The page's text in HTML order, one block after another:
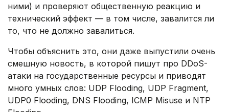
ними) и проверяют общественную реакцию и
технический эффект — в том числе, завалится ли
то, что не должно завалиться.
Чтобы объяснить это, они даже выпустили очень
смешную новость, в которой пишут про DDoS-
атаки на государственные ресурсы и приводят
много умных слов: UDP Flooding, UDP Fragment,
UDP0 Flooding, DNS Flooding, ICMP Misuse и NTP